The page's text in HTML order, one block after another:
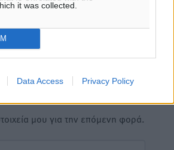
it was collected.
Data Access Privacy Policy
δημοσιευτεί.
όλα τα πεδία για την
Email
μου για την επόμενη φορά.